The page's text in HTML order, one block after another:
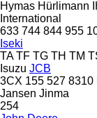
Hymas Hürlimann
International
633 744 844 955
Iseki
TA TF TG TH TM
Isuzu JCB
3CX 155 527 8310
Jansen Jinma
254